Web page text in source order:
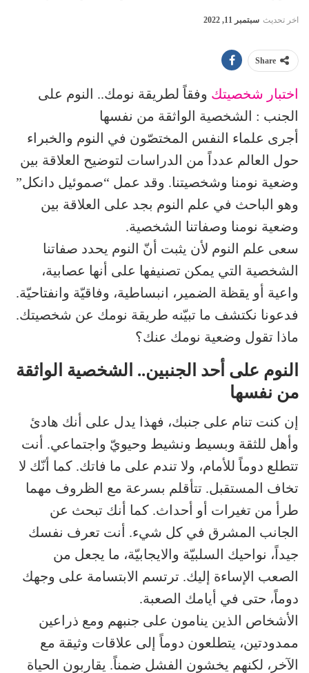
اخر تحديث سبتمبر 11, 2022
Share
اختبار شخصيتك وفقاً لطريقة نومك.. النوم على
الجنب : الشخصية الواثقة من نفسها
أجرى علماء النفس المختصّون في النوم والخبراء
حول العالم عدداً من الدراسات لتوضيح العلاقة بين
وضعية نومنا وشخصيتنا. وقد عمل “صموئيل دانكل”
وهو الباحث في علم النوم بجد على العلاقة بين
وضعية نومنا وصفاتنا الشخصية.
سعى علم النوم لأن يثبت أنّ النوم يحدد صفاتنا
الشخصية التي يمكن تصنيفها على أنها عصابية،
واعية أو يقظة الضمير، انبساطية، وفاقيّة وانفتاحيّة.
فدعونا نكتشف ما تبيّنه طريقة نومك عن شخصيتك.
ماذا تقول وضعية نومك عنك؟
النوم على أحد الجنبين.. الشخصية الواثقة
من نفسها
إن كنت تنام على جنبك، فهذا يدل على أنك هادئ
وأهل للثقة وبسيط ونشيط وحيويّ واجتماعي. أنت
تتطلع دوماً للأمام، ولا تندم على ما فاتك. كما أنّك لا
تخاف المستقبل. تتأقلم بسرعة مع الظروف مهما
طرأ من تغيرات أو أحداث. كما أنك تبحث عن
الجانب المشرق في كل شيء. أنت تعرف نفسك
جيداً، نواحيك السلبيّة والايجابيّة، ما يجعل من
الصعب الإساءة إليك. ترتسم الابتسامة على وجهك
دوماً، حتى في أيامك الصعبة.
الأشخاص الذين ينامون على جنبهم ومع ذراعين
ممدودتين، يتطلعون دوماً إلى علاقات وثيقة مع
الآخر، لكنهم يخشون الفشل ضمناً. يقاربون الحياة